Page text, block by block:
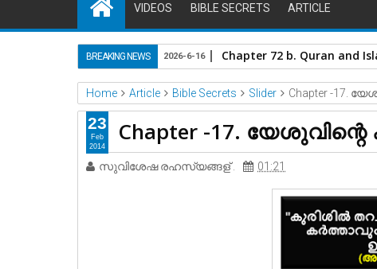
VIDEOS BIBLE SECRETS ARTICLE
BREAKING NEWS Chapter 72 b. Quran and
2026-6-16
Home Article Bible Secrets Slider Chapter -17.
Chapter -17.
സുവിശേഷ രഹസ്യങ്ങള് . 01:21
23
Feb
2014